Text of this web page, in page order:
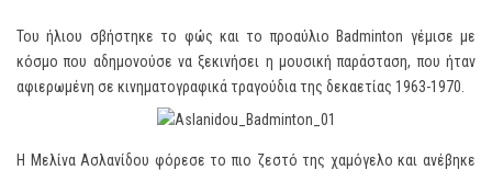
Του ήλιου σβήστηκε το φώς και το προαύλιο Badminton γέμισε με
κόσμο που αδημονούσε να ξεκινήσει η μουσική παράσταση, που ήταν
αφιερωμένη σε κινηματογραφικά τραγούδια της δεκαετίας 1963-1970.
Η Μελίνα Ασλανίδου φόρεσε το πιο ζεστό της χαμόγελο και ανέβηκε